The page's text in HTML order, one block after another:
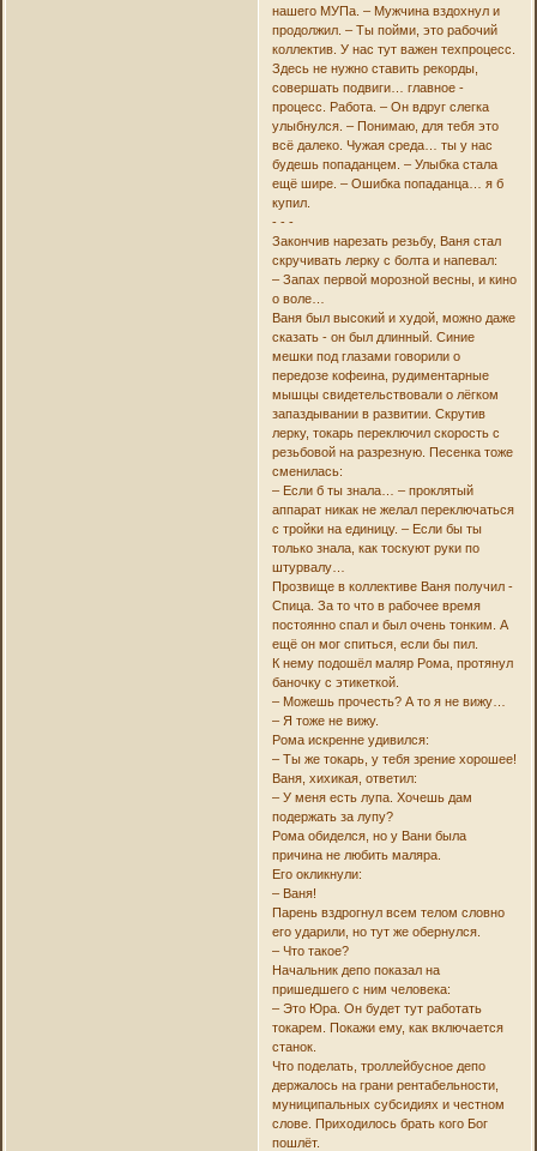
нашего МУПа. – Мужчина вздохнул и
продолжил. – Ты пойми, это рабочий
коллектив. У нас тут важен техпроцесс.
Здесь не нужно ставить рекорды,
совершать подвиги… главное -
процесс. Работа. – Он вдруг слегка
улыбнулся. – Понимаю, для тебя это
всё далеко. Чужая среда… ты у нас
будешь попаданцем. – Улыбка стала
ещё шире. – Ошибка попаданца… я б
купил.
- - -
Закончив нарезать резьбу, Ваня стал
скручивать лерку с болта и напевал:
– Запах первой морозной весны, и кино
о воле…
Ваня был высокий и худой, можно даже
сказать - он был длинный. Синие
мешки под глазами говорили о
передозе кофеина, рудиментарные
мышцы свидетельствовали о лёгком
запаздывании в развитии. Скрутив
лерку, токарь переключил скорость с
резьбовой на разрезную. Песенка тоже
сменилась:
– Если б ты знала… – проклятый
аппарат никак не желал переключаться
с тройки на единицу. – Если бы ты
только знала, как тоскуют руки по
штурвалу…
Прозвище в коллективе Ваня получил -
Спица. За то что в рабочее время
постоянно спал и был очень тонким. А
ещё он мог спиться, если бы пил.
К нему подошёл маляр Рома, протянул
баночку с этикеткой.
– Можешь прочесть? А то я не вижу…
– Я тоже не вижу.
Рома искренне удивился:
– Ты же токарь, у тебя зрение хорошее!
Ваня, хихикая, ответил:
– У меня есть лупа. Хочешь дам
подержать за лупу?
Рома обиделся, но у Вани была
причина не любить маляра.
Его окликнули:
– Ваня!
Парень вздрогнул всем телом словно
его ударили, но тут же обернулся.
– Что такое?
Начальник депо показал на
пришедшего с ним человека:
– Это Юра. Он будет тут работать
токарем. Покажи ему, как включается
станок.
Что поделать, троллейбусное депо
держалось на грани рентабельности,
муниципальных субсидиях и честном
слове. Приходилось брать кого Бог
пошлёт.